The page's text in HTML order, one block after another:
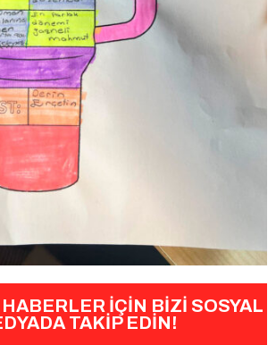
İÇİN BİZİ SOSYAL
TAKİP EDİN!